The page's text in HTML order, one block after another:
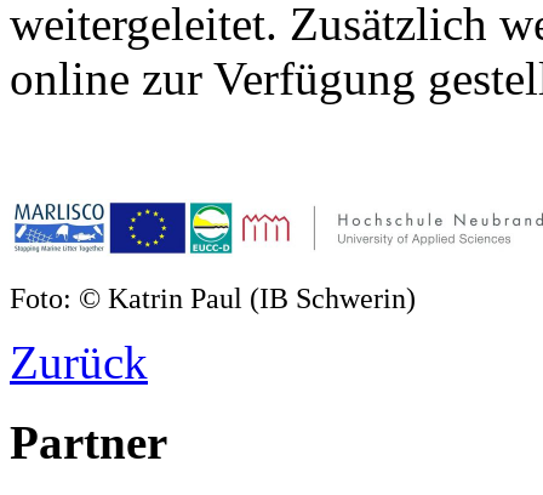
weitergeleitet. Zusätzlich
online zur Verfügung
Foto: © Katrin Paul (IB Schwerin)
Zurück
Partner